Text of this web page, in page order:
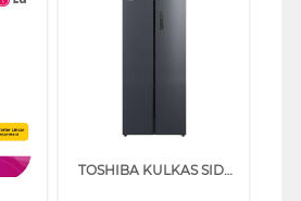
TOSHIBA KULKAS SIDE BY SIDE REFRIGERATOR GR-RS696WE-PMF(06)